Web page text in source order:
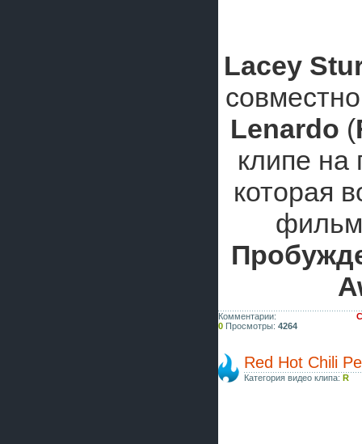
Lacey
Lenardo (
клипе
которая
Комментарии:
0 Просмотры: 4264
Red Hot Chili
Категория видео клипа: R